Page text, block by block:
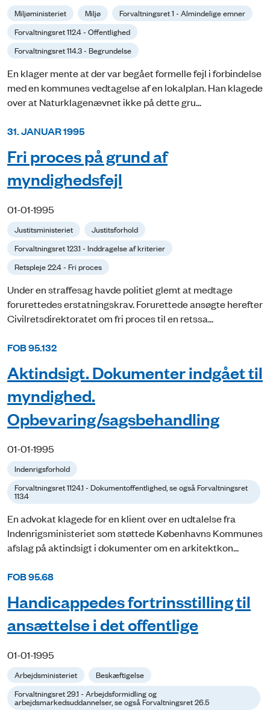
Miljøministeriet Miljø
Forvaltningsret 1 - Almindelige emner
Forvaltningsret 112.4 - Offentlighed
Forvaltningsret 114.3 - Begrundelse
En klager mente at der var begået formelle fejl i forbindelse
med en kommunes vedtagelse af en lokalplan. Han klagede
over at Naturklagenævnet ikke på dette gru...
31. JANUAR 1995
Fri proces på grund af
myndighedsfejl
01-01-1995
Justitsministeriet
Justitsforhold
Forvaltningsret 123.1 - Inddragelse af kriterier
Retspleje 22.4 - Fri proces
Under en straffesag havde politiet glemt at medtage
forurettedes erstatningskrav. Forurettede ansøgte herefter
Civilretsdirektoratet om fri proces til en retssa...
FOB 95.132
Aktindsigt. Dokumenter indgået til
myndighed.
Opbevaring/sagsbehandling
01-01-1995
Indenrigsforhold
Forvaltningsret 1124.1 - Dokumentoffentlighed, se også Forvaltningsret
113.4
En advokat klagede for en klient over en udtalelse fra
Indenrigsministeriet som støttede Københavns Kommunes
afslag på aktindsigt i dokumenter om en arkitektkon...
FOB 95.68
Handicappedes fortrinsstilling til
ansættelse i det offentlige
01-01-1995
Arbejdsministeriet
Beskæftigelse
Forvaltningsret 29.1 - Arbejdsformidling og
arbejdsmarkedsuddannelser, se også Forvaltningsret 26.5